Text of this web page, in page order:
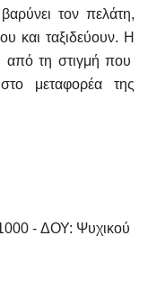
τον πελάτη,
και ταξιδεύουν. Η
από τη στιγμή που
μεταφορέα της
- ΔΟΥ: Ψυχικού